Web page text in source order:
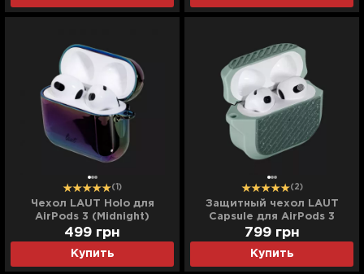
(1)
Чехол LAUT Holo для
AirPods 3 (Midnight)
Купить
499 грн
(2)
Защитный чехол LAUT
Capsule для AirPods 3
(Sage Green)
Купить
799 грн